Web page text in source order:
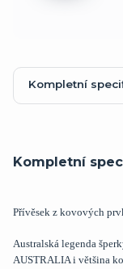
Kompletní
Kompletní
Přívěsek z kovových
Australská legenda
AUSTRALIA i většina